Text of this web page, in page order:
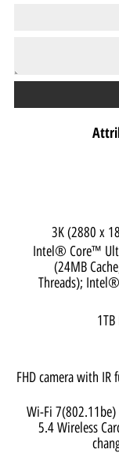
3K (2880 x
Intel® Core™
(24MB
Threads);
FHD camera with
Wi-Fi
5.4 Wireless